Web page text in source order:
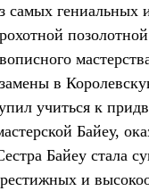
гениальных
в
учиться к
Байеу,
Байеу стала
и